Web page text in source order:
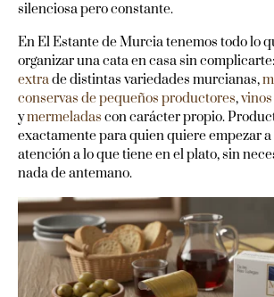
silenciosa pero constante.
En El Estante de Murcia tenemos todo lo
organizar una cata en casa sin complicarte:
extrade distintas variedades murcianas,
conservas de pequeños productores,
ymermeladas con carácter propio.
exactamente para quien quiere empezar
atención a lo que tiene en el plato, sin
nada de antemano.